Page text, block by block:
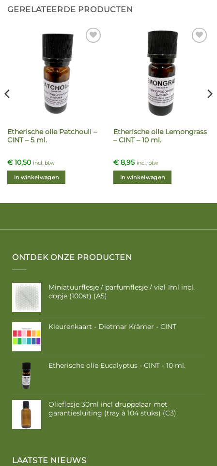
GERELATEERDE PRODUCTEN
Etherische olie Patchouli –
CINT – 5 ml.
€10,50 incl. btw
In winkelwagen
Etherische olie Lemongrass
– CINT – 10 ml.
€8,95 incl. btw
In winkelwagen
ONTDEK ONZE PRODUCTEN
Miniatuurflesje / parfumflesje / vial 1ml incl.
dopje (100st) (A5)
Kleurenkaart - Dietmar Krämer - CINT
Etherische olie Eucalyptus - CINT - 10 ml.
Olieflesje 30ml incl druppelaar met
garantiesluiting (tray à 104 stuks) (C3)
LAATSTE NIEUWS